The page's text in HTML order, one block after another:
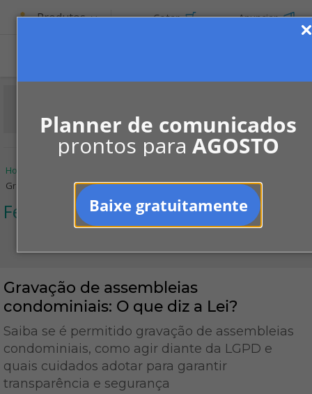
Planner de comunicados
prontos para AGOSTO
Baixe gratuitamente
Produtos Cotar Anunciar
Home
Gravação de assembleias condominiais: O que diz a Lei?
Fernando Augusto Zito
Gravação de assembleias
condominiais: O que diz a Lei?
Saiba se é permitido gravação de assembleias
condominiais, como agir diante da LGPD e
quais cuidados adotar para garantir
transparência e segurança